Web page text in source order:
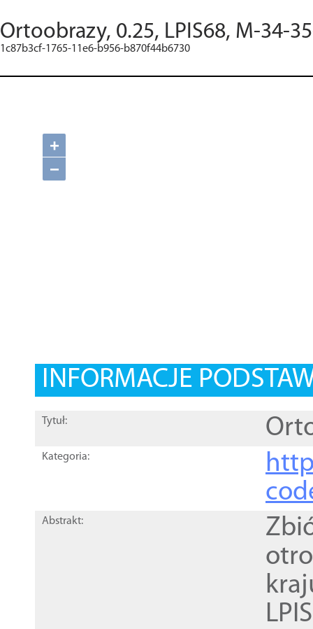
Ortoobrazy, 0.25, LPIS68, M-34-
1c87b3cf-1765-11e6-b956-b870f44b6730
+
−
INFORMACJE
Tytuł:
Kategoria:
Abstrakt: